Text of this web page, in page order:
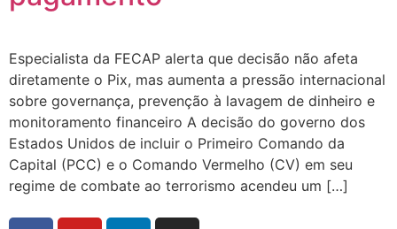
Especialista da FECAP alerta que decisão não afeta
diretamente o Pix, mas aumenta a pressão internacional
sobre governança, prevenção à lavagem de dinheiro e
monitoramento financeiro A decisão do governo dos
Estados Unidos de incluir o Primeiro Comando da
Capital (PCC) e o Comando Vermelho (CV) em seu
regime de combate ao terrorismo acendeu um […]